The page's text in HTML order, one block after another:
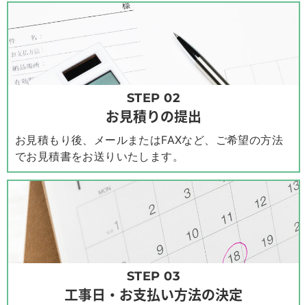
STEP 02
お見積りの提出
お見積もり後、メールまたはFAXなど、ご希望の方法
でお見積書をお送りいたします。
STEP 03
工事日・お支払い方法の決定